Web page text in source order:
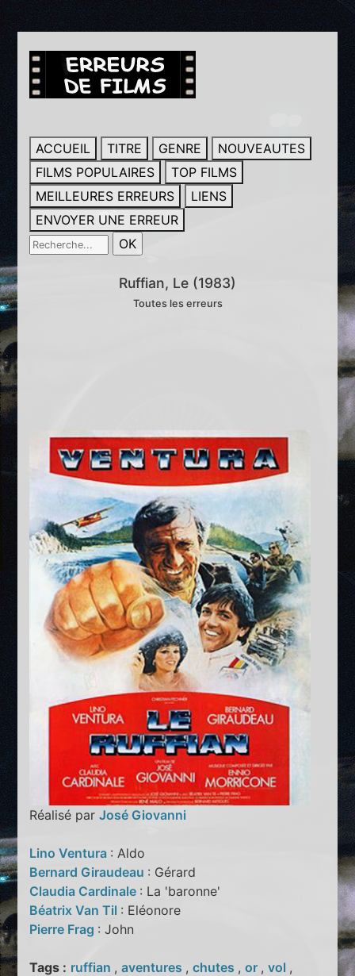
ACCUEIL TITRE GENRE
NOUVEAUTES
FILMS POPULAIRES
TOP FILMS
MEILLEURES ERREURS
LIENS
ENVOYER UNE ERREUR
Ruffian, Le (1983)
Toutes les erreurs
Réalisé parJosé Giovanni
Lino Ventura : Aldo
Bernard Giraudeau : Gérard
Claudia Cardinale : La 'baronne'
Béatrix Van Til : Eléonore
Pierre Frag : John
Tags : ruffian ,aventures ,chutes ,or ,vol ,